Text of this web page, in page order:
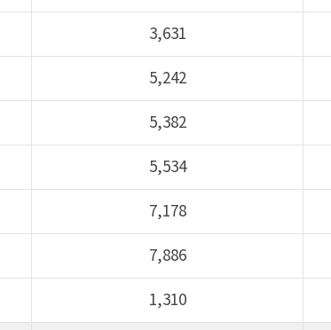
3,631
5,242
5,382
5,534
7,178
7,886
1,310